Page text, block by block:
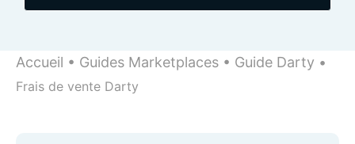
Accueil • Guides Marketplaces • Guide Darty •
Frais de vente Darty